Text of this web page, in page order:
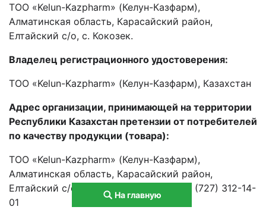
ТОО «Kelun-Kazpharm» (Келун-Казфарм),
Алматинская область, Карасайский район,
Елтайский с/о, с. Кокозек.
Владелец регистрационного удостоверения:
ТОО «Kelun-Kazpharm» (Келун-Казфарм), Казахстан
Адрес организации, принимающей на территории
Республики Казахстан претензии от потребителей
по качеству продукции (товара):
ТОО «Kelun-Kazpharm» (Келун-Казфарм),
Алматинская область, Карасайский район,
Елтайский с/о, с. Кокозек., тел/факс: 8 (727) 312-14-
01
На главную